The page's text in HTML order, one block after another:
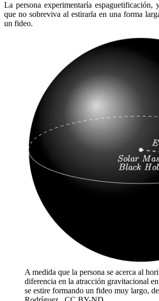
La persona experimentaría espaguetificación,
que no sobreviva al estirarla en una forma
un fideo.
A medida que la persona se acerca al
diferencia en la atracción gravitacional
se estire formando un fideo muy largo,